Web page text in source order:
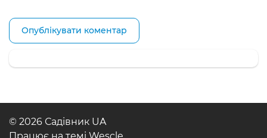
© 2026 Садівник UA